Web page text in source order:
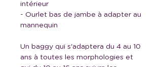
intérieur
- Ourlet bas de jambe à adapter au
mannequin
Un baggy qui s'adaptera du 4 au 10
ans à toutes les morphologies et